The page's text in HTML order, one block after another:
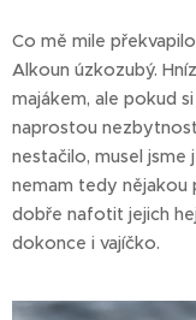
Co mě mile
Alkoun úzkozubý.
majákem, ale pokud
naprostou
nestačilo, musel
nemam tedy nějakou
dobře nafotit jejich
dokonce i vajíčko.